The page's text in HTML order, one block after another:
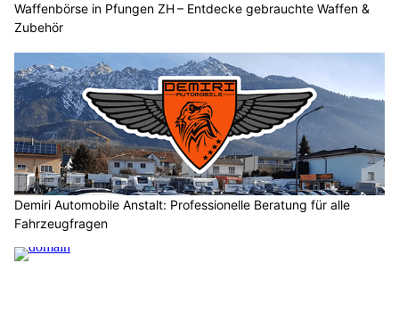
Waffenbörse in Pfungen ZH – Entdecke gebrauchte Waffen &
Zubehör
Demiri Automobile Anstalt: Professionelle Beratung für alle
Fahrzeugfragen